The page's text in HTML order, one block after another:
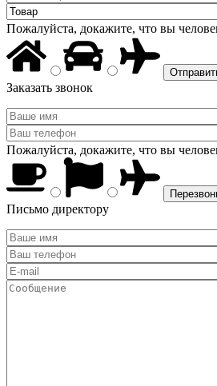
Пожалуйста, докажите, что вы
Заказать звонок
Пожалуйста, докажите, что вы
Письмо директору